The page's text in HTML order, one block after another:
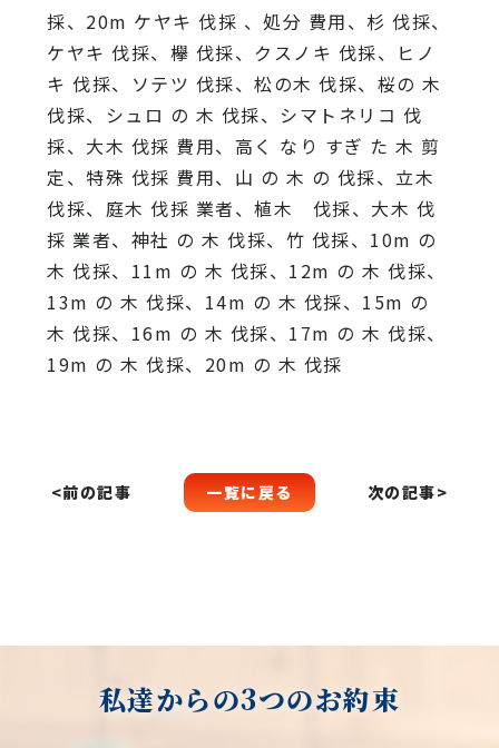
採、20m ケヤキ 伐採 、処分 費用、杉 伐採、
ケヤキ 伐採、欅 伐採、クスノキ 伐採、ヒノ
キ 伐採、ソテツ 伐採、松の木 伐採、桜の 木
伐採、シュロ の 木 伐採、シマトネリコ 伐
採、大木 伐採 費用、高く なり すぎ た 木 剪
定、特殊 伐採 費用、山 の 木 の 伐採、立木
伐採、庭木 伐採 業者、植木 伐採、大木 伐
採 業者、神社 の 木 伐採、竹 伐採、10m の
木 伐採、11m の 木 伐採、12m の 木 伐採、
13m の 木 伐採、14m の 木 伐採、15m の
木 伐採、16m の 木 伐採、17m の 木 伐採、
19m の 木 伐採、20m の 木 伐採
<前の記事 一覧に戻る 次の記事>
私達からの3つのお約束